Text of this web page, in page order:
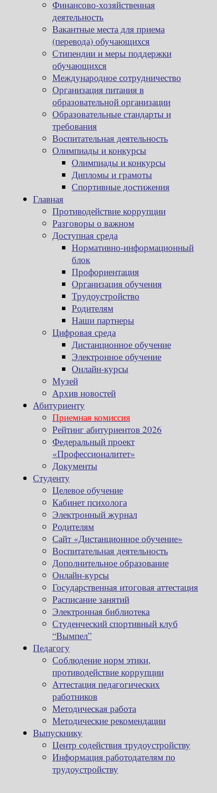
Финансово-хозяйственная
деятельность
Вакантные места для приема
(перевода) обучающихся
Стипендии и меры поддержки
обучающихся
Международное сотрудничество
Организация питания в
образовательной организации
Образовательные стандарты и
требования
Воспитательная деятельность
Олимпиады и конкурсы
Олимпиады и конкурсы
Дипломы и грамоты
Спортивные достижения
Главная
Противодействие коррупции
Разговоры о важном
Доступная среда
Нормативно-информационный
блок
Профориентация
Организация обучения
Трудоустройство
Родителям
Наши партнеры
Цифровая среда
Дистанционное обучение
Электронное обучение
Онлайн-курсы
Музей
Архив новостей
Абитуриенту
Приемная комиссия
Рейтинг абитуриентов 2026
Федеральный проект
«Профессионалитет»
Документы
Студенту
Целевое обучение
Кабинет психолога
Электронный журнал
Родителям
Сайт «Дистанционное обучение»
Воспитательная деятельность
Дополнительное образование
Онлайн-курсы
Государственная итоговая аттестация
Расписание занятий
Электронная библиотека
Студенческий спортивный клуб
“Вымпел”
Педагогу
Соблюдение норм этики,
противодействие коррупции
Аттестация педагогических
работников
Методическая работа
Методические рекомендации
Выпускнику
Центр содействия трудоустройству
Информация работодателям по
трудоустройству